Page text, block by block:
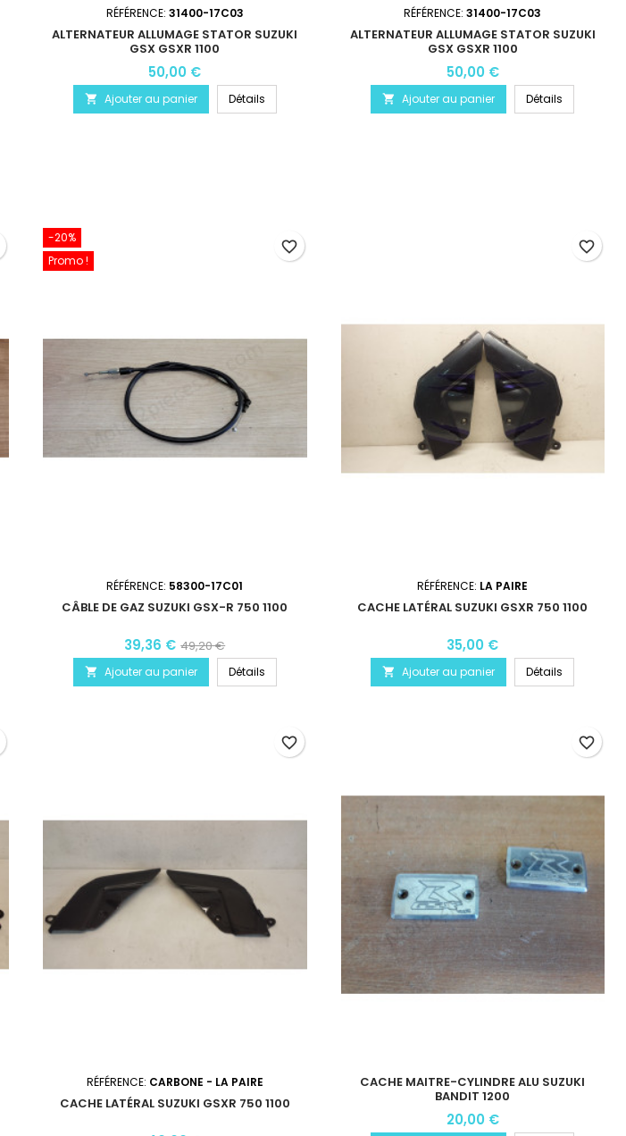
RÉFÉRENCE: 31400-17C03
ALTERNATEUR ALLUMAGE STATOR SUZUKI
GSX GSXR 1100
50,00 €
 Ajouter au panier Détails
RÉFÉRENCE:31400-17C03
ALTERNATEUR ALLUMAGE STATOR SUZUKI
GSX GSXR 1100
50,00 €
 Ajouter au panier Détails
-20%
Promo !
RÉFÉRENCE: 58300-17C01
CÂBLE DE GAZ SUZUKI GSX-R 750 1100
39,36 € 49,20 €
 Ajouter au panier Détails
favorite_border
RÉFÉRENCE: LA PAIRE
CACHE LATÉRAL SUZUKI GSXR 750 1100
35,00 €
 Ajouter au panier Détails
favorite_border
RÉFÉRENCE: CARBONE - LA PAIRE
CACHE LATÉRAL SUZUKI GSXR 750 1100
favorite_border
CACHE MAITRE-CYLINDRE ALU SUZUKI
BANDIT 1200
20,00 €
favorite_border